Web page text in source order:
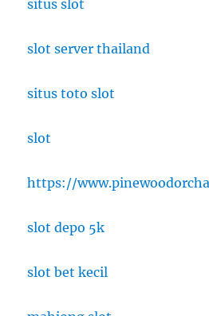
situs slot
slot server thailand
situs toto slot
slot
https://
slot depo 5k
slot bet kecil